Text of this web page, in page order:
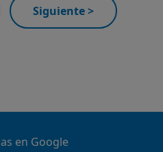
Siguiente >
en Google